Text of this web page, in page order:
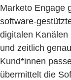
Marketo Engage
software-
digitalen
und zeitlich
Kund*innen
übermittelt die